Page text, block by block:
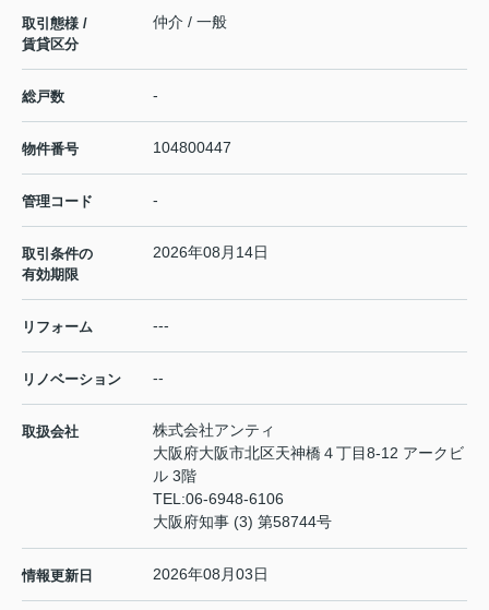
取引態様 /
賃貸区分
仲介 / 一般
総戸数 -
物件番号 104800447
管理コード -
取引条件の
有効期限
2026年08月14日
リフォーム ---
リノベーション --
取扱会社
株式会社アンティ
大阪府大阪市北区天神橋４丁目8-12 アークビ
ル 3階
TEL:06-6948-6106
大阪府知事 (3) 第58744号
情報更新日 2026年08月03日